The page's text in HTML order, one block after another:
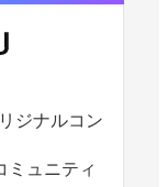
ジナルコン
ミュニティ